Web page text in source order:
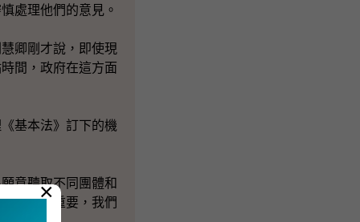
處理他們的意見。
卿剛才說，即使現
間，政府在這方面
基本法》訂下的機
意聽取不同團體和
都是很重要，我們
×